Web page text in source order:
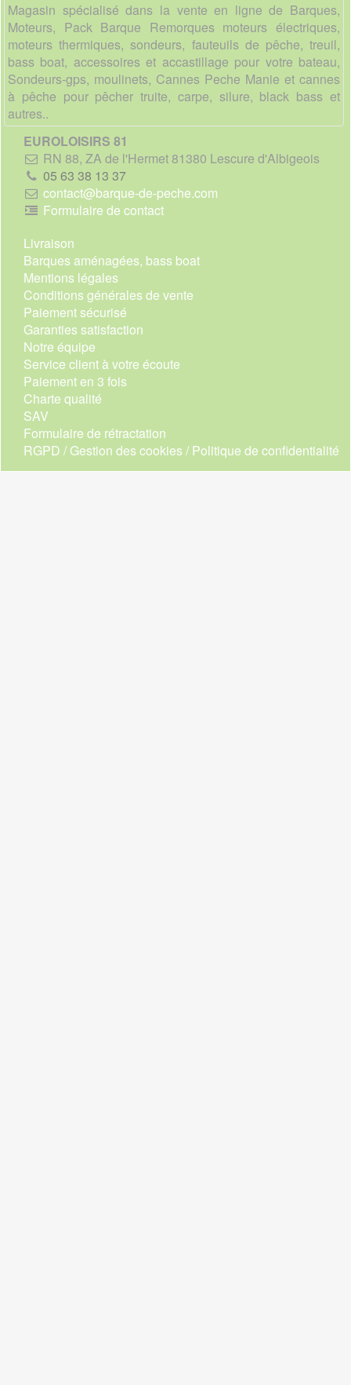
Magasin spécialisé dans la vente en ligne de Barques,
Moteurs, Pack Barque Remorques moteurs électriques,
moteurs thermiques, sondeurs, fauteuils de pêche, treuil,
bass boat, accessoires et accastillage pour votre bateau,
Sondeurs-gps, moulinets, Cannes Peche Manie et cannes
à pêche pour pêcher truite, carpe, silure, black bass et
autres..
EUROLOISIRS 81
RN 88, ZA de l'Hermet 81380 Lescure d'Albigeois
05 63 38 13 37
contact@barque-de-peche.com
Formulaire de contact
Livraison
Barques aménagées, bass boat
Mentions légales
Conditions générales de vente
Paiement sécurisé
Garanties satisfaction
Notre équipe
Service client à votre écoute
Paiement en 3 fois
Charte qualité
SAV
Formulaire de rétractation
RGPD / Gestion des cookies / Politique de confidentialité